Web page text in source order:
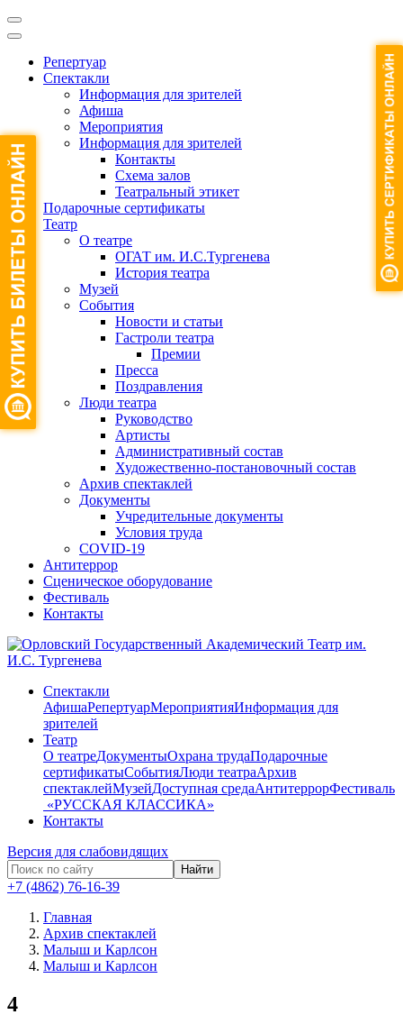
Репертуар
Спектакли
Информация для зрителей
Афиша
Мероприятия
Информация для зрителей
Контакты
Схема залов
Театральный этикет
Подарочные сертификаты
Театр
О театре
ОГАТ им. И.С.Тургенева
История театра
Музей
События
Новости и статьи
Гастроли театра
Премии
Пресса
Поздравления
Люди театра
Руководство
Артисты
Административный состав
Художественно-постановочный состав
Архив спектаклей
Документы
Учредительные документы
Условия труда
COVID-19
Антитеррор
Сценическое оборудование
Фестиваль
Контакты
Спектакли
АфишаРепертуарМероприятияИнформация для
зрителей
Театр
О театреДокументыОхрана трудаПодарочные
сертификатыСобытияЛюди театраАрхив
спектаклейМузейДоступная средаАнтитеррорФестиваль
​ «РУССКАЯ КЛАССИКА»
Контакты
Версия для слабовидящих
Найти
+7 (4862) 76-16-39
Главная
Архив спектаклей
Малыш и Карлсон
Малыш и Карлсон
4